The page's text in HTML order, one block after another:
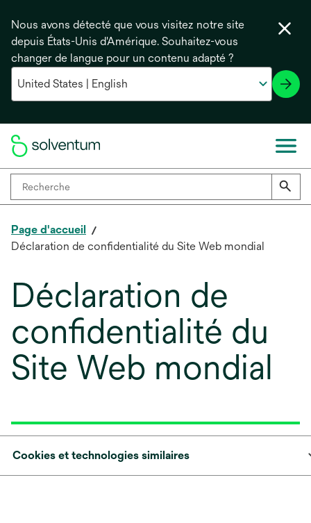
Nous avons détecté que vous visitez notre site
depuis États-Unis d'Amérique. Souhaitez-vous
changer de langue pour un contenu adapté ?
Page d'accueil
Déclaration de confidentialité du Site Web mondial
Déclaration de
confidentialité du
Site Web mondial
Cookies et technologies similaires